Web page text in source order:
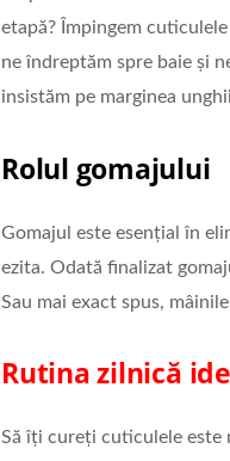
etapă? Împingem
ne îndreptăm spre baie și
insistăm pe marginea
Rolul gomajului
Gomajul este esențial în
ezita. Odată finalizat
Sau mai exact spus,
Rutina zilnică
Să îți cureți cuticulele este